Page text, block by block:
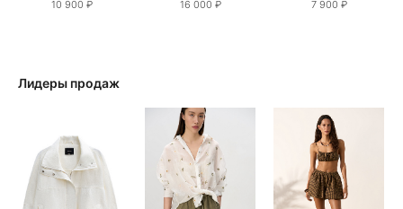
10 900 ₽ 16 000 ₽ 7 900 ₽
Лидеры продаж